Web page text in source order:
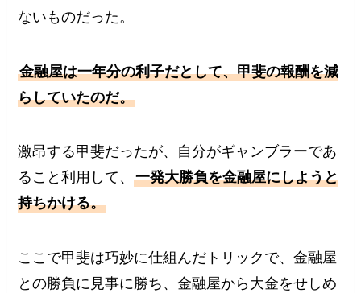
ないものだった。
金融屋は一年分の利子だとして、甲斐の報酬を減
らしていたのだ。
激昂する甲斐だったが、自分がギャンブラーであ
ること利用して、一発大勝負を金融屋にしようと
持ちかける。
ここで甲斐は巧妙に仕組んだトリックで、金融屋
との勝負に見事に勝ち、金融屋から大金をせしめ